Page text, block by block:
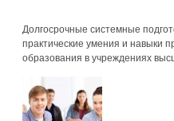
Долгосрочные системные
практические умения и навыки
образования в учреждениях